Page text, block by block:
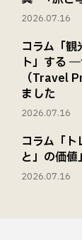
2026.07.16
コラム「
ト」する
（Travel
ました
2026.07.16
コラム「
と」の価
2026.07.16